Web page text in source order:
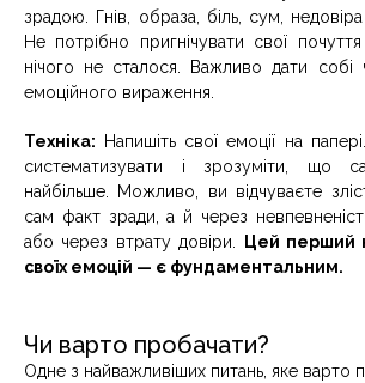
зрадою. Гнів, образа, біль, сум,
Не потрібно пригнічувати свої
нічого не сталося. Важливо дати собі
емоційного вираження.
Техніка: Напишіть свої емоції на
систематизувати і зрозуміти, що
найбільше. Можливо, ви відчуваєте
сам факт зради, а й через
або через втрату довіри.
Цей перший
своїх емоцій — є фундаментальним.
Чи варто пробачати?
Одне з найважливіших питань, яке варто